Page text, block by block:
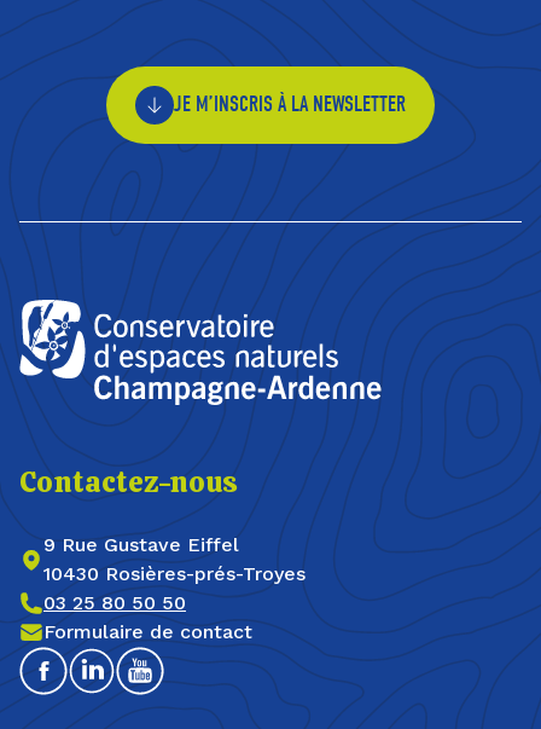
JE M’INSCRIS À LA NEWSLETTER
Contactez-nous
9 Rue Gustave Eiffel
10430 Rosières-prés-Troyes
03 25 80 50 50
Formulaire de contact
FacebookLinkedinYoutube